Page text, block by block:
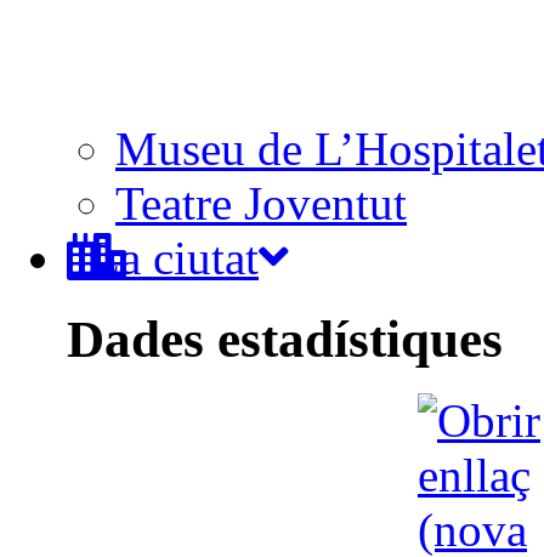
Museu de
Teatre Joventut
La ciutat
Dades estadístiques